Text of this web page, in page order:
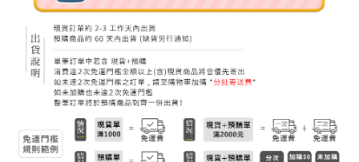
每筆NT$80，滿NT$999(含以上)免運費
7-11取貨付款
每筆NT$80，滿NT$999(含以上)免運費
7-11純取貨 (先付款
每筆NT$80，滿NT$999(含以上)免運費